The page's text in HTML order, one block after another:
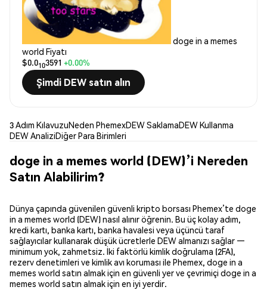
doge in a memes
world Fiyatı
$0.0103591 +0.00%
Şimdi DEW satın alın
3 Adım KılavuzuNeden PhemexDEW SaklamaDEW Kullanma
DEW AnaliziDiğer Para Birimleri
doge in a memes world (DEW)’i Nereden
Satın Alabilirim?
Dünya çapında güvenilen güvenli kripto borsası Phemex’te doge
in a memes world (DEW) nasıl alınır öğrenin. Bu üç kolay adım,
kredi kartı, banka kartı, banka havalesi veya üçüncü taraf
sağlayıcılar kullanarak düşük ücretlerle DEW almanızı sağlar —
minimum yok, zahmetsiz. İki faktörlü kimlik doğrulama (2FA),
rezerv denetimleri ve kimlik avı koruması ile Phemex, doge in a
memes world satın almak için en güvenli yer ve çevrimiçi doge in a
memes world satın almak için en iyi yerdir.